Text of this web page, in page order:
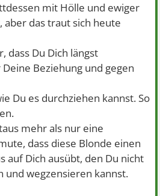
mit Hölle und ewiger
das traut sich heute
dass Du Dich längst
Beziehung und gegen
Du es durchziehen kannst. So
mehr als nur eine
dass diese Blonde einen
auf Dich ausübt, den Du nicht
und wegzensieren kannst.